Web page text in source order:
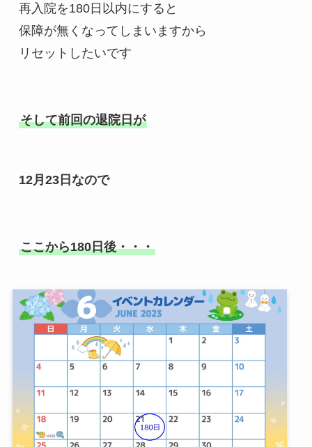
再入院を180日以内にすると
保障が無くなってしまいますから
リセットしたいです
そして前回の退院日が
12月23日なので
ここから180日後・・・